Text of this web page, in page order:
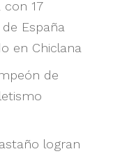
con 17
España
en Chiclana
de
logran